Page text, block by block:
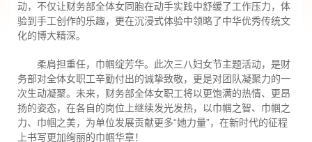
动，不仅让财务部全体女同胞在动手实践中舒缓了工作压力，体
验到手工创作的乐趣，更在沉浸式体验中领略了中华优秀传统文
化的博大精深。
柔肩担重任，巾帼绽芳华。此次三八妇女节主题活动，是财
务部对全体女职工辛勤付出的诚挚致敬，更是对团队凝聚力的一
次生动凝聚。未来，财务部全体女职工将以更饱满的热情、更昂
扬的姿态，在各自的岗位上继续发光发热，以巾帼之智、巾帼之
力、巾帼之美，为单位发展贡献更多“她力量”，在新时代的征程
上书写更加绚丽的巾帼华章！